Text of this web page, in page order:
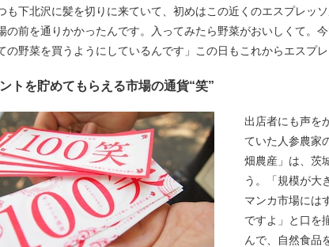
も下北沢に髪を切りに来ていて、初めはこの近くのエスプレッ
の前を通りかかったんです。入ってみたら野菜がおいしくて。
の野菜を買うようにしているんです」この日もこれからエスプ
トを貯めてもらえる市場の通貨“笑”
出店者にも声を
ていた人参農家
畑農産」は、茨
う。「規模が大
マンカ市場には
ですよ」と口を
んで、自然食品